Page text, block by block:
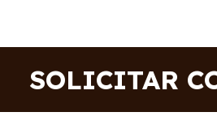
SOLICITAR